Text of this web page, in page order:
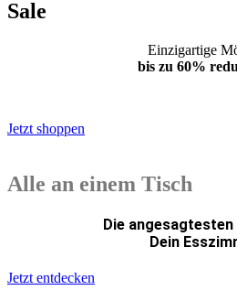
Sale
Einzigartige
bis zu 60%
Jetzt shoppen
Alle an einem Tisch
Die
Dein
Jetzt entdecken